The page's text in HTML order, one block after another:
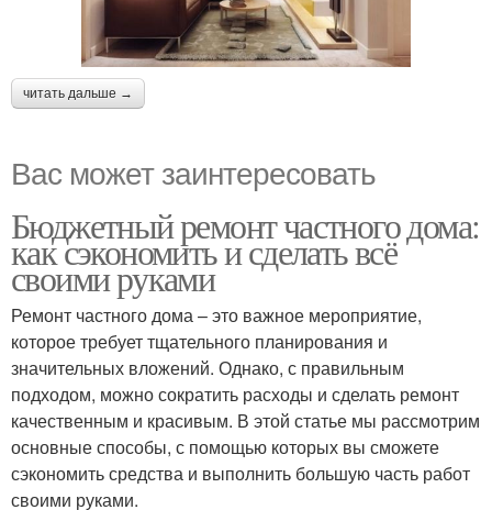
читать дальше →
Вас может заинтересовать
Бюджетный ремонт частного дома:
как сэкономить и сделать всё
своими руками
Ремонт частного дома – это важное мероприятие,
которое требует тщательного планирования и
значительных вложений. Однако, с правильным
подходом, можно сократить расходы и сделать ремонт
качественным и красивым. В этой статье мы рассмотрим
основные способы, с помощью которых вы сможете
сэкономить средства и выполнить большую часть работ
своими руками.